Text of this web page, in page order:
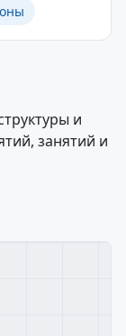
и
занятий и